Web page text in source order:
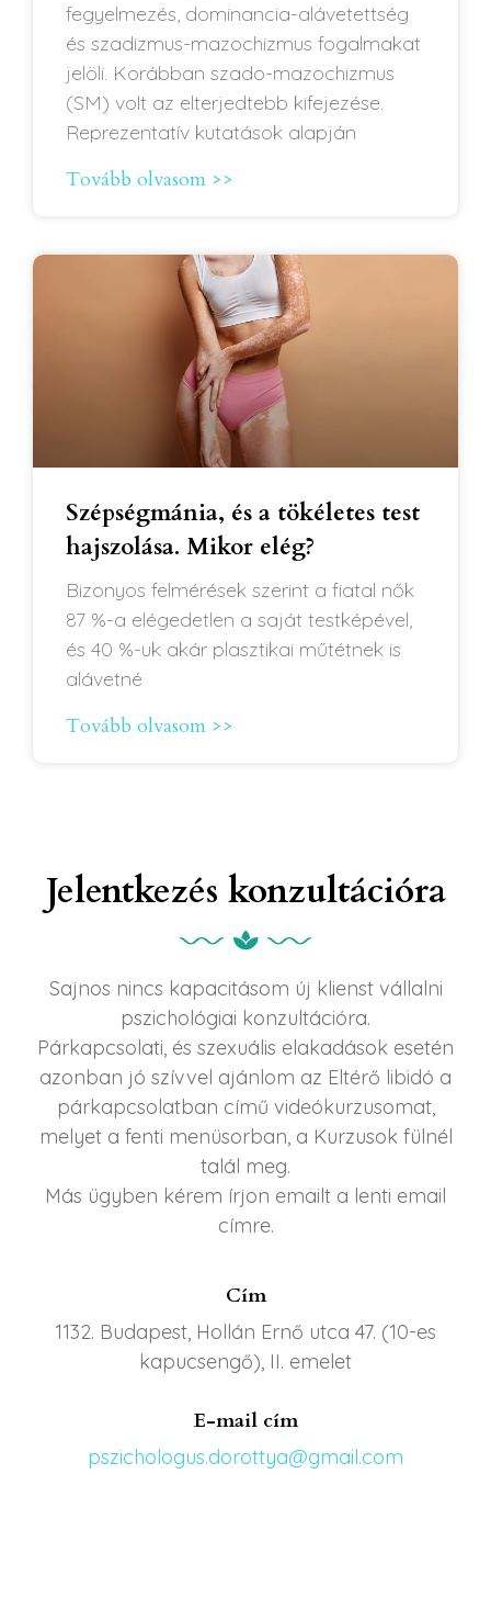
fegyelmezés, dominancia-alávetettség
és szadizmus-mazochizmus fogalmakat
jelöli. Korábban szado-mazochizmus
(SM) volt az elterjedtebb kifejezése.
Reprezentatív kutatások alapján
Tovább olvasom >>
Szépségmánia, és a tökéletes test
hajszolása. Mikor elég?
Bizonyos felmérések szerint a fiatal nők
87 %-a elégedetlen a saját testképével,
és 40 %-uk akár plasztikai műtétnek is
alávetné
Tovább olvasom >>
Jelentkezés konzultációra
Sajnos nincs kapacitásom új klienst vállalni
pszichológiai konzultációra.
Párkapcsolati, és szexuális elakadások esetén
azonban jó szívvel ajánlom az Eltérő libidó a
párkapcsolatban című videókurzusomat,
melyet a fenti menüsorban, a Kurzusok fülnél
talál meg.
Más ügyben kérem írjon emailt a lenti email
címre.
Cím
1132. Budapest, Hollán Ernő utca 47. (10-es
kapucsengő), II. emelet
E-mail cím
pszichologus.dorottya@gmail.com